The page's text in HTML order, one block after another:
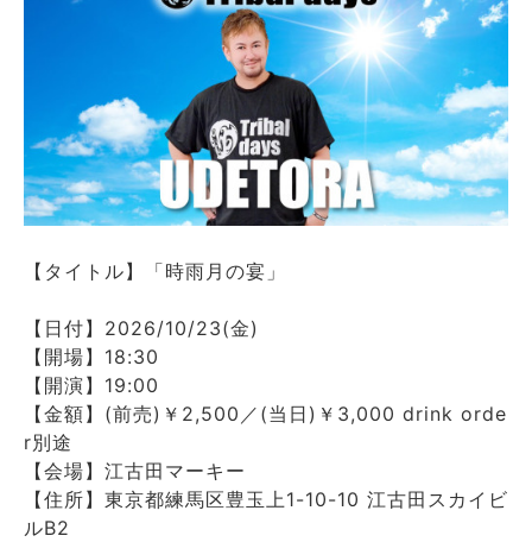
【タイトル】「時雨月の宴」
【日付】2026/10/23(金)
【開場】18:30
【開演】19:00
【金額】(前売)￥2,500／(当日)￥3,000 drink orde
r別途
【会場】江古田マーキー
【住所】東京都練馬区豊玉上1-10-10 江古田スカイビ
ルB2